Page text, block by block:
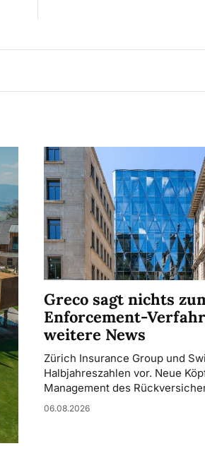
Greco sagt nichts
Enforcement-
weitere News
Zürich Insurance Group und
Halbjahreszahlen vor. Neue
Management des
06.08.2026